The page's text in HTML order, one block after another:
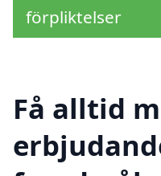
förpliktelser
Få alltid